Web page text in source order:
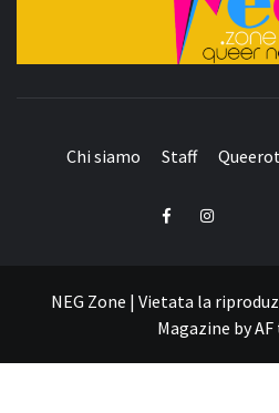
Chi siamo Staff
FacebookInstagram
NEG Zone | Vietata la
Magazine by